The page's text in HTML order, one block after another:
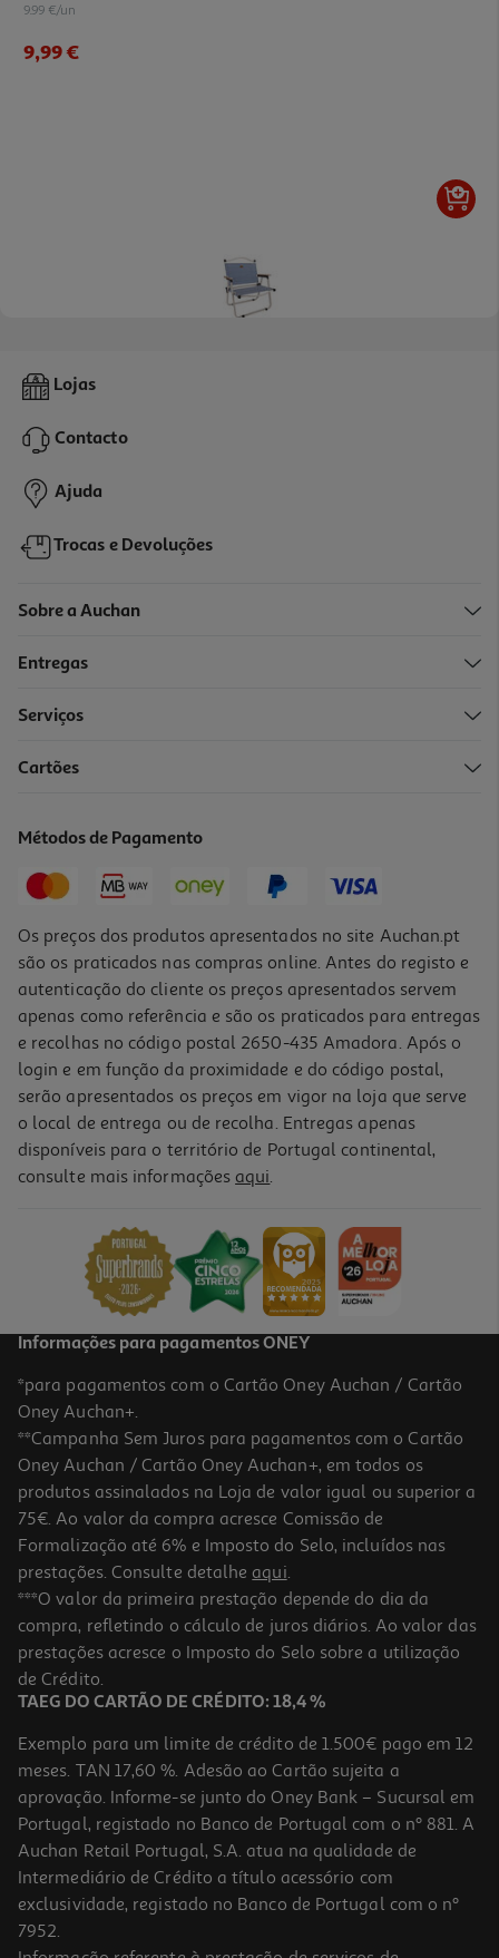
9.99 €/un
9,99 €
Cadeira Praia Tobrands Dobrável Modelos Sortidos
22,99 €
-20%
Price reduced from
49,99 €to
Promoção
-17%
Cadeira Campo/praia Alco Verde 78x57x57 Cm
Price reduced from
24,99 €
-17%
1.0
Cadeira Mochila Saurium Cores Sortidas
24.99 €/un
Price reduced from
29,99 €to
24,99 €
Promoção
Lojas
Contacto
Ajuda
Trocas e Devoluções
Sobre a Auchan
Entregas
Serviços
Cartões
Métodos de Pagamento
Os preços dos produtos apresentados no site Auchan.pt
são os praticados nas compras online. Antes do registo e
autenticação do cliente os preços apresentados servem
apenas como referência e são os praticados para entregas
e recolhas no código postal 2650-435 Amadora. Após o
login e em função da proximidade e do código postal,
serão apresentados os preços em vigor na loja que serve
o local de entrega ou de recolha. Entregas apenas
disponíveis para o território de Portugal continental,
consulte mais informações aqui.
Informações para pagamentos ONEY
*para pagamentos com o Cartão Oney Auchan / Cartão
Oney Auchan+.
**Campanha Sem Juros para pagamentos com o Cartão
Oney Auchan / Cartão Oney Auchan+, em todos os
produtos assinalados na Loja de valor igual ou superior a
75€. Ao valor da compra acresce Comissão de
Formalização até 6% e Imposto do Selo, incluídos nas
prestações. Consulte detalhe aqui.
***O valor da primeira prestação depende do dia da
compra, refletindo o cálculo de juros diários. Ao valor das
prestações acresce o Imposto do Selo sobre a utilização
de Crédito.
TAEG DO CARTÃO DE CRÉDITO: 18,4 %
Exemplo para um limite de crédito de 1.500€ pago em 12
meses. TAN 17,60 %. Adesão ao Cartão sujeita a
aprovação. Informe-se junto do Oney Bank – Sucursal em
Portugal, registado no Banco de Portugal com o nº 881. A
Auchan Retail Portugal, S.A. atua na qualidade de
Intermediário de Crédito a título acessório com
exclusividade, registado no Banco de Portugal com o nº
7952.